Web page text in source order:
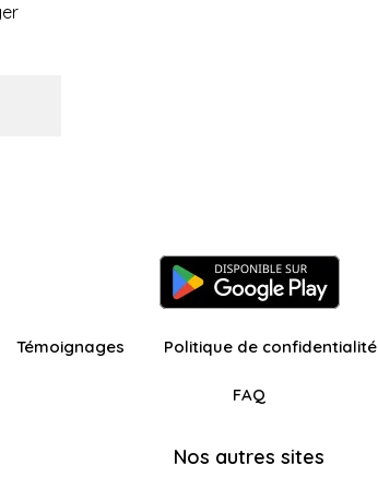
Témoignages Politique de confidentialité
FAQ
Nos autres sites